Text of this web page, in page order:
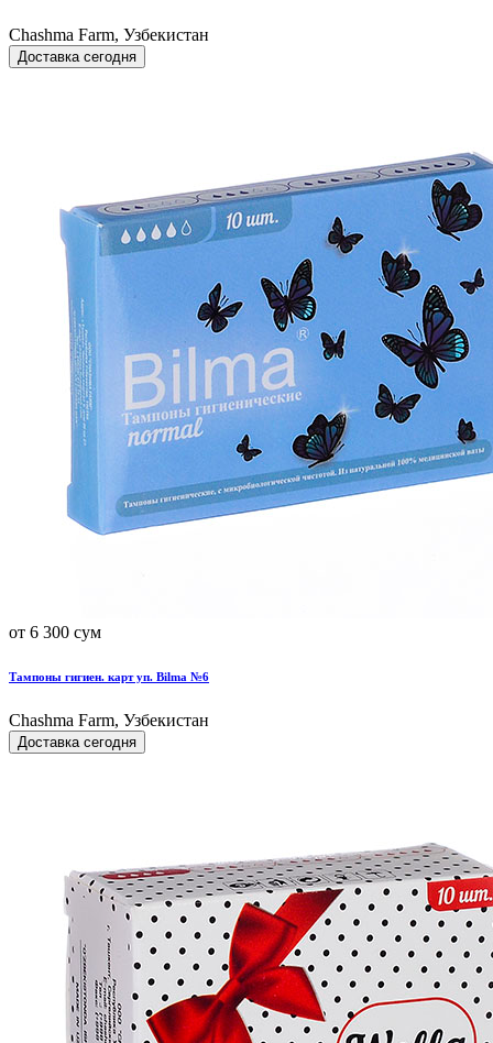
Chashma Farm, Узбекистан
Доставка сегодня
от 6 300 сум
Тампоны гигиен. карт уп. Bilma №6
Chashma Farm, Узбекистан
Доставка сегодня